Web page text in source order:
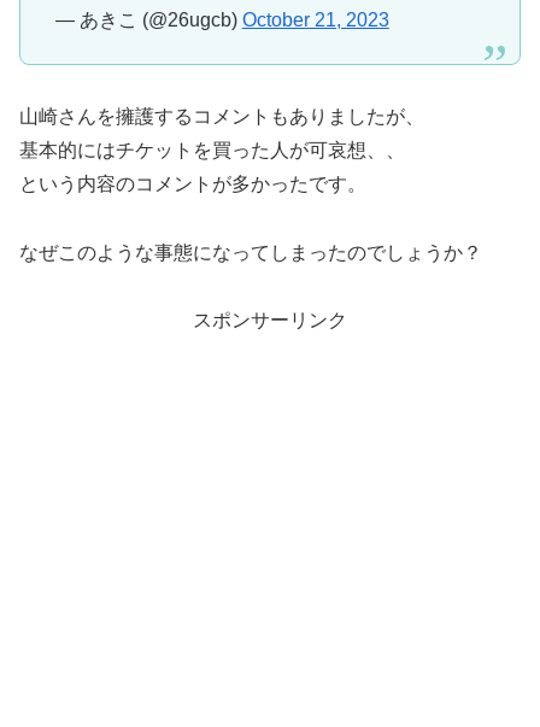
— あきこ (@26ugcb) October 21, 2023
山崎さんを擁護するコメントもありましたが、
基本的にはチケットを買った人が可哀想、、
という内容のコメントが多かったです。
なぜこのような事態になってしまったのでしょうか？
スポンサーリンク